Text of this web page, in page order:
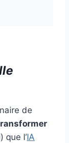
de
que l’IA